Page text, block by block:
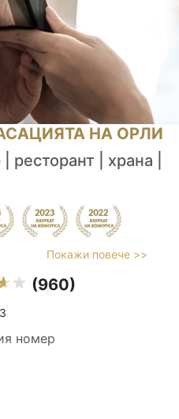
НА ОРЛИ
| храна |
Покажи повече >>
(960)
номер